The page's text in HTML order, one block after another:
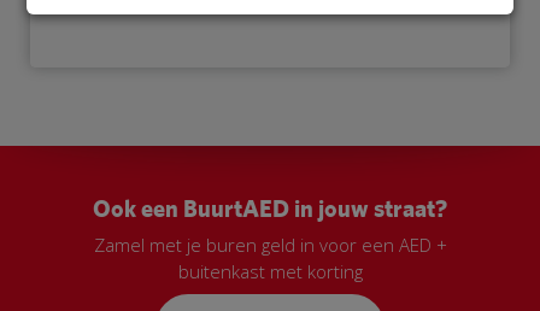
Ook een BuurtAED in jouw straat?
Zamel met je buren geld in voor een AED +
buitenkast met korting